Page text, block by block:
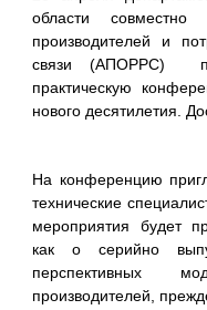
области совместно
производителей и
связи (АПОРРС)
практическую
нового десятилетия.
На конференцию
технические
мероприятия будет
как о серийно
перспективных
производителей,